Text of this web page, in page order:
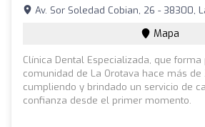
Av. Sor Soledad Cobian, 26 - 38300,
Mapa
Clínica Dental Especializada, que
comunidad de La Orotava hace más de
cumpliendo y brindado un servicio de
confianza desde el primer momento.